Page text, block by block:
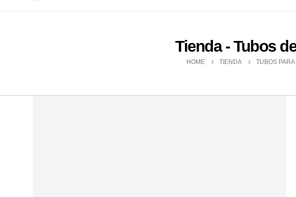
Tienda - Tubos
HOME TIENDA TUBOS